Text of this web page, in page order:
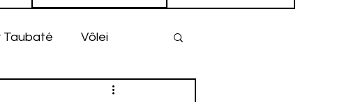
Taubaté Vôlei
História